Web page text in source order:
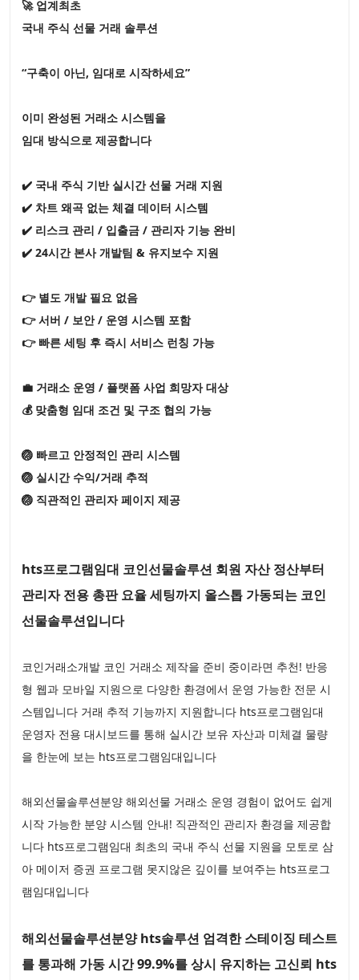
🚀 업계최초
국내 주식 선물 거래 솔루션
“구축이 아닌, 임대로 시작하세요”
이미 완성된 거래소 시스템을
임대 방식으로 제공합니다
✔️ 국내 주식 기반 실시간 선물 거래 지원
✔️ 차트 왜곡 없는 체결 데이터 시스템
✔️ 리스크 관리 / 입출금 / 관리자 기능 완비
✔️ 24시간 본사 개발팀 & 유지보수 지원
👉 별도 개발 필요 없음
👉 서버 / 보안 / 운영 시스템 포함
👉 빠른 세팅 후 즉시 서비스 런칭 가능
💼 거래소 운영 / 플랫폼 사업 희망자 대상
💰 맞춤형 임대 조건 및 구조 협의 가능
🏐 빠르고 안정적인 관리 시스템
🏐 실시간 수익/거래 추적
🏐 직관적인 관리자 페이지 제공
hts프로그램임대 코인선물솔루션 회원 자산 정산부터
관리자 전용 총판 요율 세팅까지 올스톱 가동되는 코인
선물솔루션입니다
코인거래소개발 코인 거래소 제작을 준비 중이라면 추천! 반응
형 웹과 모바일 지원으로 다양한 환경에서 운영 가능한 전문 시
스템입니다 거래 추적 기능까지 지원합니다 hts프로그램임대
운영자 전용 대시보드를 통해 실시간 보유 자산과 미체결 물량
을 한눈에 보는 hts프로그램임대입니다
해외선물솔루션분양 해외선물 거래소 운영 경험이 없어도 쉽게
시작 가능한 분양 시스템 안내! 직관적인 관리자 환경을 제공합
니다 hts프로그램임대 최초의 국내 주식 선물 지원을 모토로 삼
아 메이저 증권 프로그램 못지않은 깊이를 보여주는 hts프로그
램임대입니다
해외선물솔루션분양 hts솔루션 엄격한 스테이징 테스트
를 통과해 가동 시간 99.9%를 상시 유지하는 고신뢰 hts